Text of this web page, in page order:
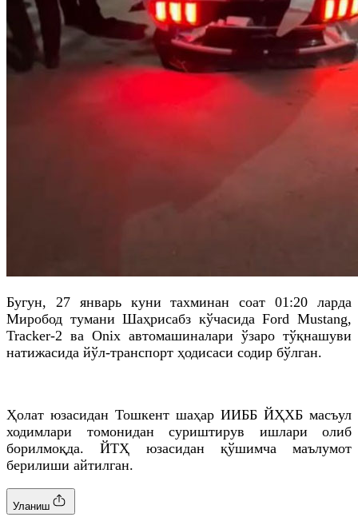
Бугун, 27 январь куни тахминан соат 01:20 ларда
Миробод тумани Шаҳрисабз кўчасида Ford Mustang,
Tracker-2 ва Onix автомашиналари ўзаро тўқнашуви
натижасида йўл-транспорт ҳодисаси содир бўлган.
Ҳолат юзасидан Тошкент шаҳар ИИББ ЙҲХБ масъул
ходимлари томонидан суриштирув ишлари олиб
борилмоқда. ЙТҲ юзасидан қўшимча маълумот
берилиши айтилган.
Уланиш